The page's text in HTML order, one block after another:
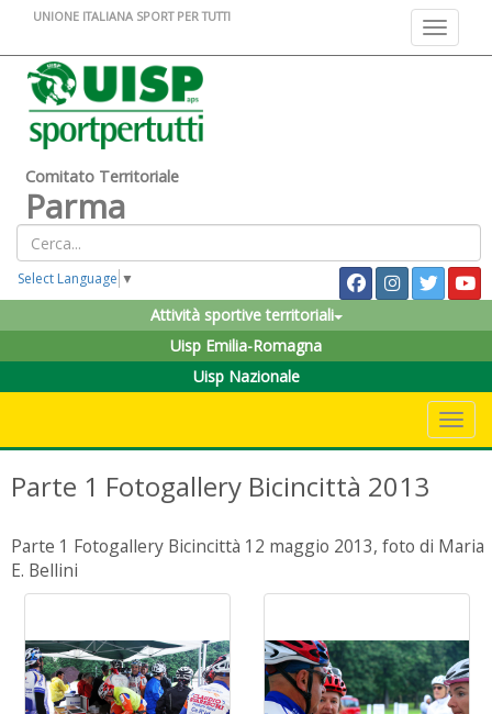
Toggle
UNIONE ITALIANA SPORT PER TUTTI
Comitato Territoriale
Parma
Select Language ▼
Attività sportive territoriali
Uisp Emilia-Romagna
Uisp Nazionale
Parte 1 Fotogallery Bicincittà 2013
Parte 1 Fotogallery Bicincittà 12 maggio 2013, foto di Maria
E. Bellini